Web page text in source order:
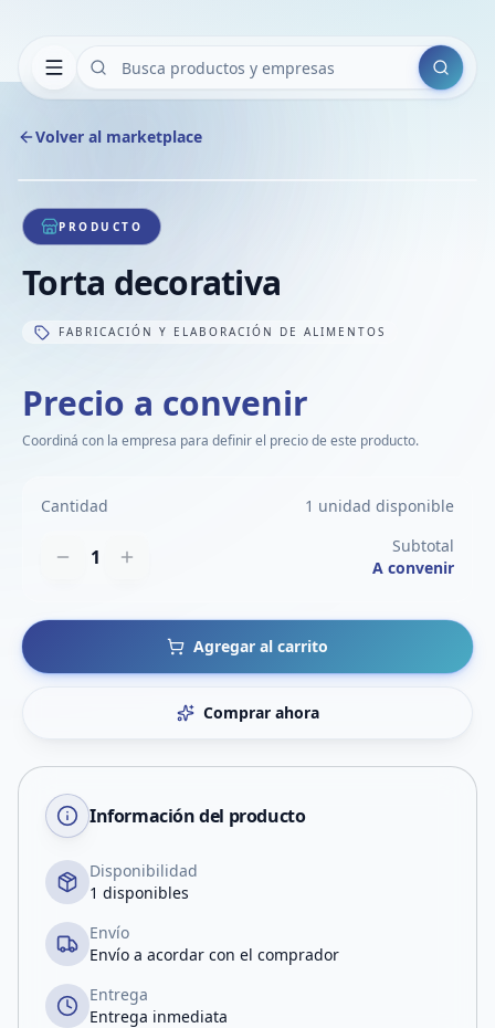
Buscar
Volver al marketplace
1/1
PRODUCTO
Torta decorativa
FABRICACIÓN Y ELABORACIÓN DE ALIMENTOS
Precio a convenir
Coordiná con la empresa para definir el precio de este producto.
Cantidad 1 unidad disponible
1
Subtotal
A convenir
Agregar al carrito
Comprar ahora
Información del producto
Disponibilidad
1 disponibles
Envío
Envío a acordar con el comprador
Entrega
Entrega inmediata